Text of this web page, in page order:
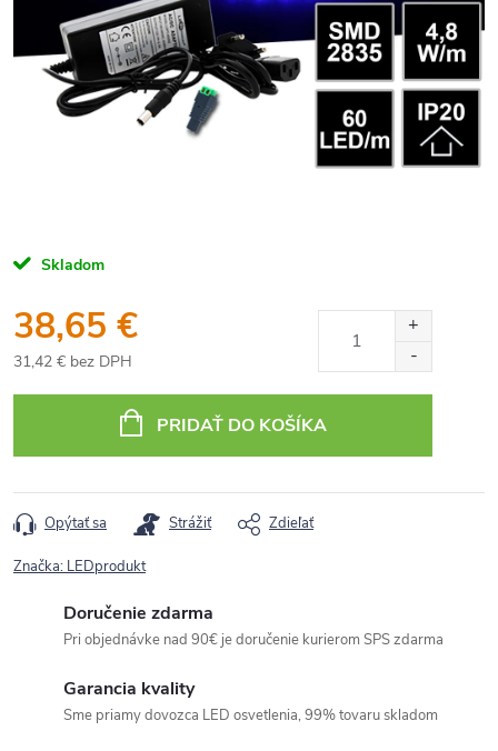
Skladom
38,65 €
31,42 € bez DPH
cena:
PRIDAŤ DO KOŠÍKA
Opýtať sa Strážiť Zdieľať
Značka: LEDprodukt
Doručenie zdarma
Pri objednávke nad 90€ je doručenie kurierom SPS zdarma
Garancia kvality
Sme priamy dovozca LED osvetlenia, 99% tovaru skladom